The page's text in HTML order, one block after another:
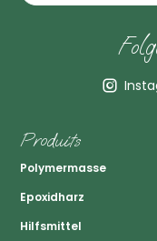
Produits
Polymermasse
Epoxidharz
Hilfsmittel